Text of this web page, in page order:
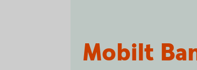
Mobilt